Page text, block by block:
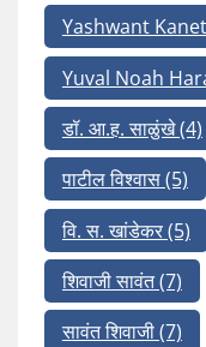
Yashwant
Yuval Noah
डॉ. आ.ह. साळुंखे(4)
पाटील विश्वास(5)
वि. स. खांडेकर(5)
शिवाजी सावंत(7)
सावंत शिवाजी(7)